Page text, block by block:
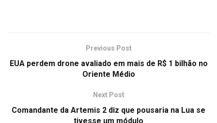
Previous Post
EUA perdem drone avaliado em mais de R$ 1 bilhão no
Oriente Médio
Next Post
Comandante da Artemis 2 diz que pousaria na Lua se
tivesse um módulo